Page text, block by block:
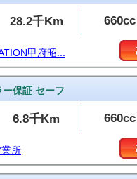
28.2千Km 660cc
甲府昭...
保証 セーフ
6.8千Km 660cc
所